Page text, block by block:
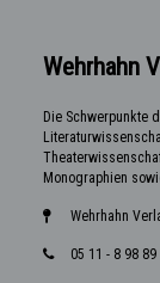
Wehrhahn
Die Schwerpunkte
Monographien
Wehrhahn
05 11 - 8 98 89